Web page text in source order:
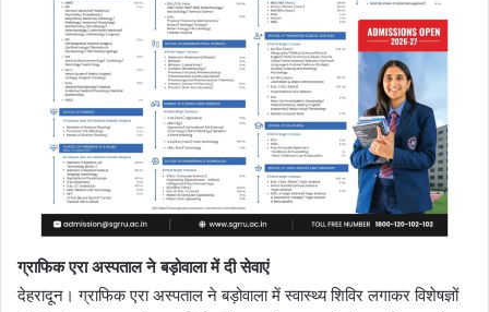
ग्राफिक एरा अस्पताल ने बड़ोवाला में दी सेवाएं
देहरादून। ग्राफिक एरा अस्पताल ने बड़ोवाला में स्वास्थ्य शिविर लगाकर विशेषज्ञों